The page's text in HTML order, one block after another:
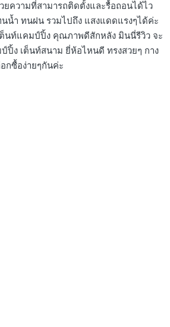
ยความที่สามารถติดตั้งและรื้อถอนได้ไว
น้ำ ทนฝน รวมไปถึง แสงแดดแรงๆได้ค่ะ
ต็นท์แคมป์ปิ้ง คุณภาพดีสักหลัง มินนี่รีวิว จะ
ปิ้ง เต็นท์สนาม ยี่ห้อไหนดี ทรงสวยๆ กาง
กซื้อง่ายๆกันค่ะ